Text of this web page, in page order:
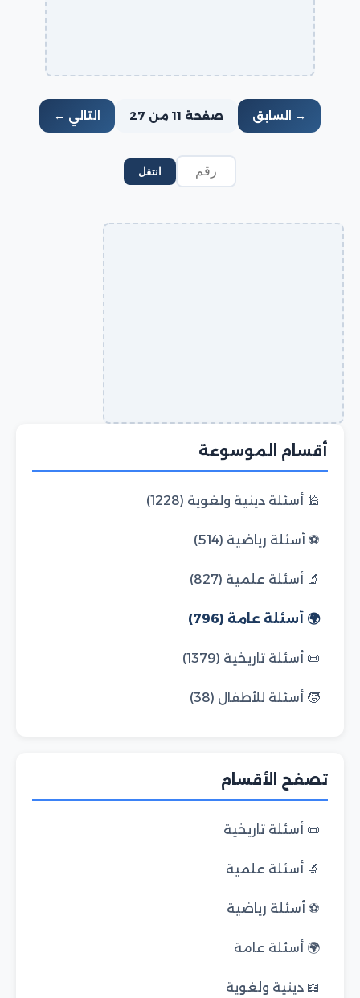
→ السابق صفحة 11 من 27 التالي ←
انتقل
أقسام الموسوعة
🕌 أسئلة دينية ولغوية (1228)
⚽ أسئلة رياضية (514)
🔬 أسئلة علمية (827)
🌍 أسئلة عامة (796)
📜 أسئلة تاريخية (1379)
🧒 أسئلة للأطفال (38)
تصفح الأقسام
📜 أسئلة تاريخية
🔬 أسئلة علمية
⚽ أسئلة رياضية
🌍 أسئلة عامة
📖 دينية ولغوية